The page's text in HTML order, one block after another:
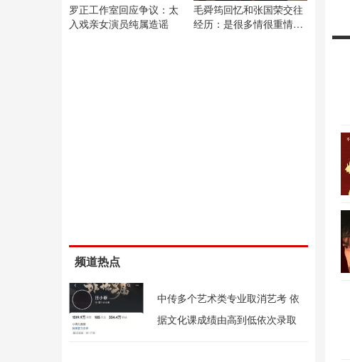
罗正工作室回应争议：太
入戏亲女演员纯属造谣
毛舜筠回忆和张国荣交往
经历：是很多情很重情的
频道热点
中传多个艺术类专业取消艺考 依
据文化课成绩由高到低依次录取